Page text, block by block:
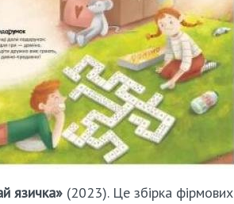
язичка» (2023). Це збірка